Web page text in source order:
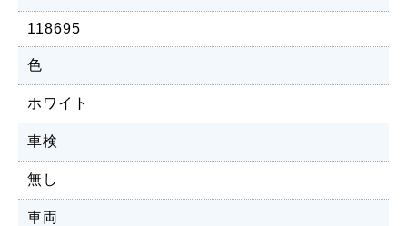
118695
色
ホワイト
車検
無し
車両